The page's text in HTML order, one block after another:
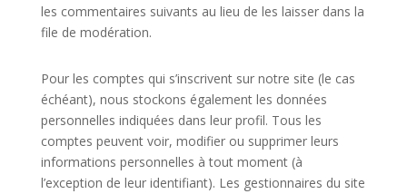
les commentaires suivants au lieu de les laisser dans la
file de modération.
Pour les comptes qui s’inscrivent sur notre site (le cas
échéant), nous stockons également les données
personnelles indiquées dans leur profil. Tous les
comptes peuvent voir, modifier ou supprimer leurs
informations personnelles à tout moment (à
l’exception de leur identifiant). Les gestionnaires du site